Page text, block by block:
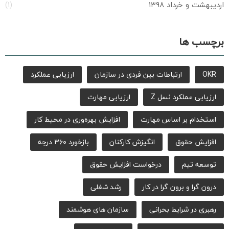
اردیبهشت و خرداد ۱۳۹۸ (۱)
برچسب ها
OKR ارتباطات بین فردی در سازمان
ارزیابی عملکرد
ارزیابی عملکرد نسل Z
ارزیابی مهارت
استخدام بر اساس مهارت
افزایش بهره‌وری در محیط کار
افزایش حقوق
انگیزش کارکنان
بازخورد ۳۶۰ درجه
توسعه تیم
درخواست افزایش حقوق
درون گرا و برون گرا در کار
رشد شغلی
رهبری در شرایط بحرانی
سازمان های هوشمند